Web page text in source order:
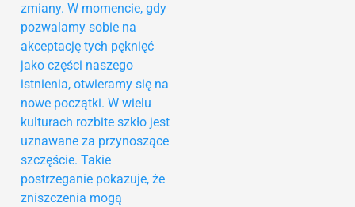
zmiany. W momencie, gdy
pozwalamy sobie na
akceptację tych pęknięć
jako części naszego
istnienia, otwieramy się na
nowe początki. W wielu
kulturach rozbite szkło jest
uznawane za przynoszące
szczęście. Takie
postrzeganie pokazuje, że
zniszczenia mogą